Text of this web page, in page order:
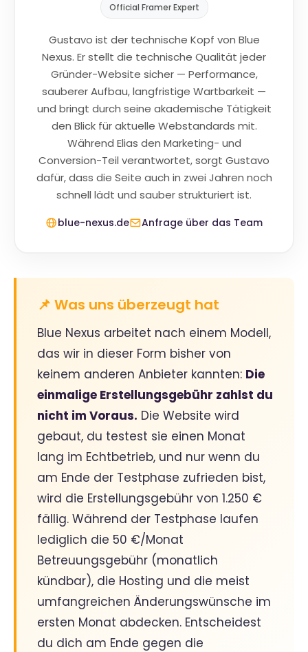
Official Framer Expert
Gustavo ist der technische Kopf von Blue
Nexus. Er stellt die technische Qualität jeder
Gründer-Website sicher — Performance,
sauberer Aufbau, langfristige Wartbarkeit —
und bringt durch seine akademische Tätigkeit
den Blick für aktuelle Webstandards mit.
Während Elias den Marketing- und
Conversion-Teil verantwortet, sorgt Gustavo
dafür, dass die Seite auch in zwei Jahren noch
schnell lädt und sauber strukturiert ist.
blue-nexus.de Anfrage über das Team
📌 Was uns überzeugt hat
Blue Nexus arbeitet nach einem Modell,
das wir in dieser Form bisher von
keinem anderen Anbieter kannten: Die
einmalige Erstellungsgebühr zahlst du
nicht im Voraus. Die Website wird
gebaut, du testest sie einen Monat
lang im Echtbetrieb, und nur wenn du
am Ende der Testphase zufrieden bist,
wird die Erstellungsgebühr von 1.250 €
fällig. Während der Testphase laufen
lediglich die 50 €/Monat
Betreuungsgebühr (monatlich
kündbar), die Hosting und die meist
umfangreichen Änderungswünsche im
ersten Monat abdecken. Entscheidest
du dich am Ende gegen die